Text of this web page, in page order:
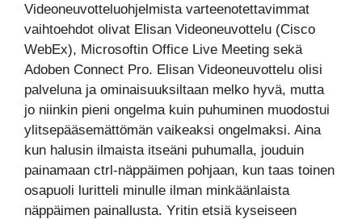
Videoneuvotteluohjelmista varteenotettavimmat
vaihtoehdot olivat Elisan Videoneuvottelu (Cisco
WebEx), Microsoftin Office Live Meeting sekä
Adoben Connect Pro. Elisan Videoneuvottelu olisi
palveluna ja ominaisuuksiltaan melko hyvä, mutta
jo niinkin pieni ongelma kuin puhuminen muodostui
ylitsepääsemättömän vaikeaksi ongelmaksi. Aina
kun halusin ilmaista itseäni puhumalla, jouduin
painamaan ctrl-näppäimen pohjaan, kun taas toinen
osapuoli luritteli minulle ilman minkäänlaista
näppäimen painallusta. Yritin etsiä kyseiseen